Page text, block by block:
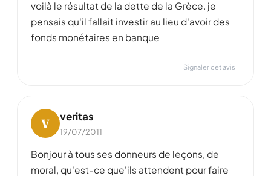
voilà le résultat de la dette de la Grèce. je
pensais qu'il fallait investir au lieu d'avoir des
fonds monétaires en banque
Signaler cet avis
V veritas
19/07/2011
Bonjour à tous ses donneurs de leçons, de
moral, qu'est-ce que'ils attendent pour faire